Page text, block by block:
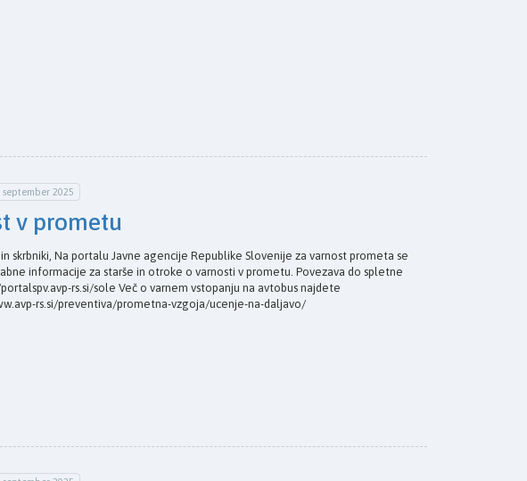
2025
v prometu
skrbniki, Na portalu Javne agencije Republike Slovenije za varnost prometa se
informacije za starše in otroke o varnosti v prometu. Povezava do spletne
rs.si/sole Več o varnem vstopanju na avtobus najdete
rs.si/preventiva/prometna-vzgoja/ucenje-na-daljavo/